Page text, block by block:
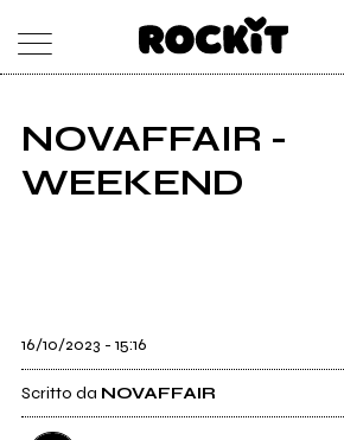
MAGAZINE
ARTICOLI
DATABASE
NOVAFFAIR -
WEEKEND
16/10/2023 - 15:16
Scritto da NOVAFFAIR